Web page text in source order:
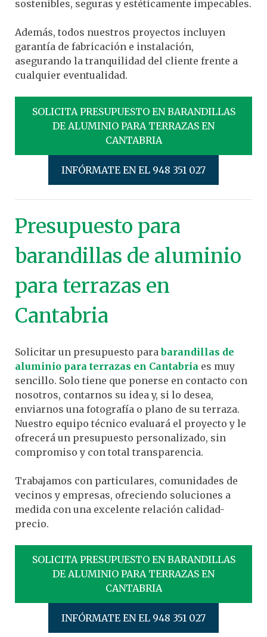
sostenibles, seguras y estéticamente impecables.
Además, todos nuestros proyectos incluyen
garantía de fabricación e instalación,
asegurando la tranquilidad del cliente frente a
cualquier eventualidad.
SOLICITA PRESUPUESTO EN BARANDILLAS
DE ALUMINIO PARA TERRAZAS EN
CANTABRIA
INFÓRMATE EN EL 948 351 027
Presupuesto para
barandillas de aluminio
para terrazas en
Cantabria
Solicitar un presupuesto parabarandillas de
aluminio para terrazas en Cantabria es muy
sencillo. Solo tiene que ponerse en contacto con
nosotros, contarnos su idea y, si lo desea,
enviarnos una fotografía o plano de su terraza.
Nuestro equipo técnico evaluará el proyecto y le
ofrecerá un presupuesto personalizado, sin
compromiso y con total transparencia.
Trabajamos con particulares, comunidades de
vecinos y empresas, ofreciendo soluciones a
medida con una excelente relación calidad-
precio.
SOLICITA PRESUPUESTO EN BARANDILLAS
DE ALUMINIO PARA TERRAZAS EN
CANTABRIA
INFÓRMATE EN EL 948 351 027